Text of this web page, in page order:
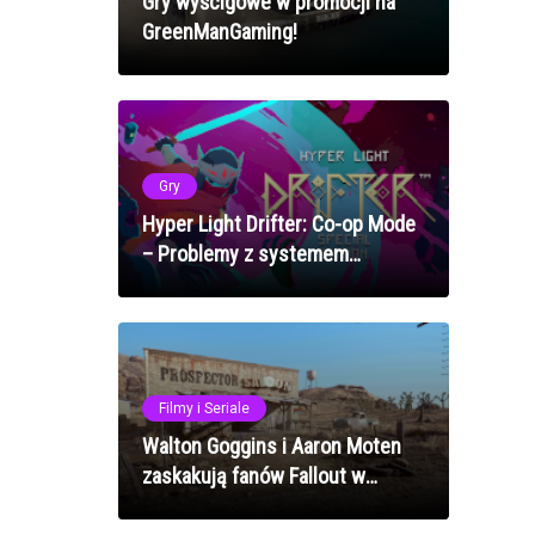
GreenManGaming!
Gry
Hyper Light Drifter: Co-op Mode
– Problemy z systemem
synchronizacji kooperacyjnej?
multiplayer w 2025 roku
Filmy i Seriale
Walton Goggins i Aaron Moten
zaskakują fanów Fallout w